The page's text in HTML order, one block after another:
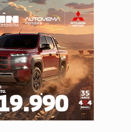
Legal: AVISO DE LICITAÇÃO: Pregão Eletrônico Nº 12/2026
apreende mais de uma tonelada de drogas em fundo
PRESENTES: Confira os sorteados na promoção
Idoso é filmado furtando bicicleta na frente
de Nova Mamoré terá seu primeiro
FÚRIA:Assessoria denuncia suposto ataque com perfis